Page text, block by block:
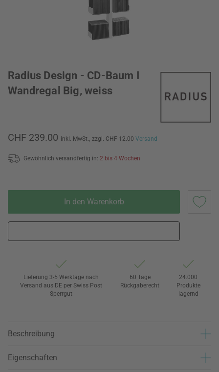
Radius Design - CD-Baum I
Wandregal Big, weiss
CHF 239.00 inkl. MwSt., zzgl. CHF 12.00 Versand
Gewöhnlich versandfertig in: 2 bis 4 Wochen
In den Warenkorb
Lieferung 3-5 Werktage nach
Versand aus DE per Swiss Post
Sperrgut
60 Tage
Rückgaberecht
24.000
Produkte
lagernd
Beschreibung
Eigenschaften